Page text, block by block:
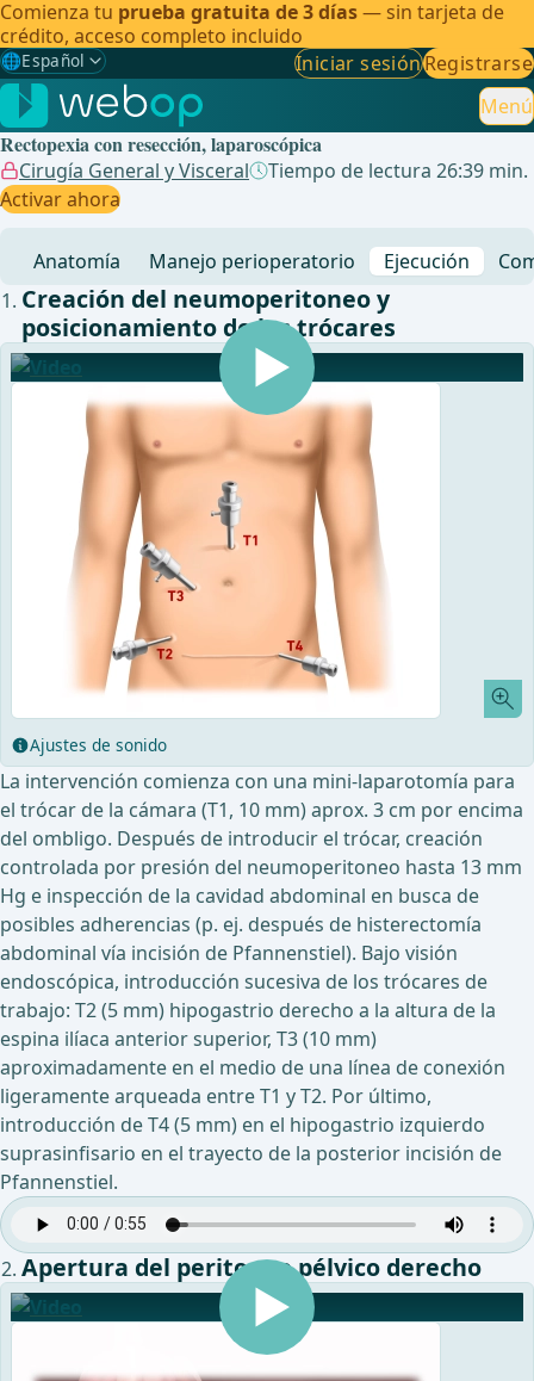
Comienza tu prueba gratuita de 3 días— sin tarjeta de
crédito, acceso completo incluido
🌐Español
Gewählte Sprache: Español
🇩🇪 Alemán
🇬🇧Inglés
🇪🇸Español
🇧🇷Brasileño
Iniciar sesiónRegistrarse
Menú
Rectopexia con resección, laparoscópica
Cirugía General y Visceral
Tiempo de lectura 26:39 min.
Activar ahora
Anatomía Manejo perioperatorio Ejecución
Creación del neumoperitoneo y
posicionamiento de los trócares
Ajustes de sonido
La intervención comienza con una mini-laparotomía para
el trócar de la cámara (T1, 10 mm) aprox. 3 cm por encima
del ombligo. Después de introducir el trócar, creación
controlada por presión del neumoperitoneo hasta 13 mm
Hg e inspección de la cavidad abdominal en busca de
posibles adherencias (p. ej. después de histerectomía
abdominal vía incisión de Pfannenstiel). Bajo visión
endoscópica, introducción sucesiva de los trócares de
trabajo: T2 (5 mm) hipogastrio derecho a la altura de la
espina ilíaca anterior superior, T3 (10 mm)
aproximadamente en el medio de una línea de conexión
ligeramente arqueada entre T1 y T2. Por último,
introducción de T4 (5 mm) en el hipogastrio izquierdo
suprasinfisario en el trayecto de la posterior incisión de
Pfannenstiel.
Apertura del peritoneo pélvico derecho